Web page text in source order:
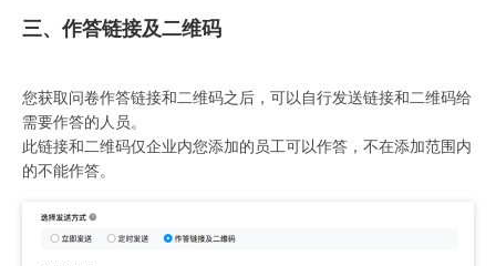
三、作答链接及二维码
您获取问卷作答链接和二维码之后，可以自行发送链接和二维码给
需要作答的人员。
此链接和二维码仅企业内您添加的员工可以作答，不在添加范围内
的不能作答。